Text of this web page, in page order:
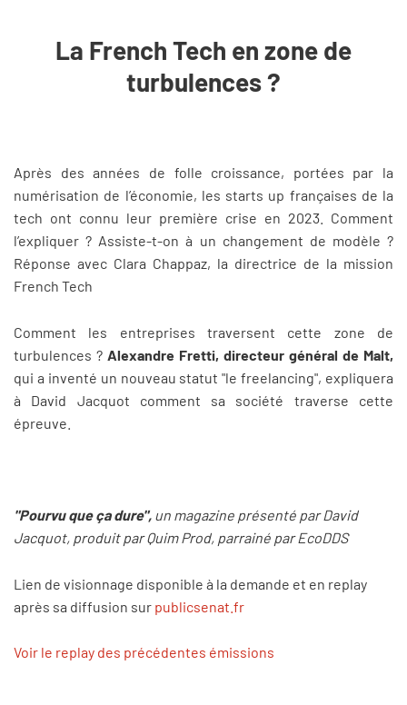
La French Tech en zone de
turbulences ?
Après des années de folle croissance, portées par la
numérisation de l’économie, les starts up françaises de la
tech ont connu leur première crise en 2023. Comment
l’expliquer ? Assiste-t-on à un changement de modèle ?
Réponse avec Clara Chappaz, la directrice de la mission
French Tech
Comment les entreprises traversent cette zone de
turbulences ? Alexandre Fretti, directeur général de Malt,
qui a inventé un nouveau statut "le freelancing", expliquera
à David Jacquot comment sa société traverse cette
épreuve.
"Pourvu que ça dure", un magazine présenté par David
Jacquot, produit par Quim Prod, parrainé par EcoDDS
Lien de visionnage disponible à la demande et en replay
après sa diffusion sur publicsenat.fr
Voir le replay des précédentes émissions